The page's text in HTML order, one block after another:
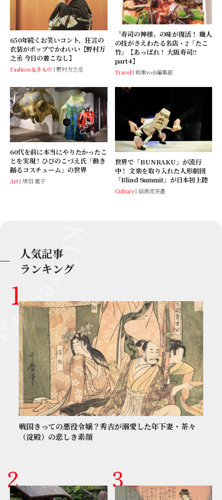
650年続くお笑いコント、狂言の
衣装がポップでかわいい【野村万
之丞 今日の着こなし】
Fashion＆きもの 野村万之丞
〝寿司の神様〟の味が復活！ 職人
の技がさえわたる名店・2「たこ
竹」【あっぱれ！ 大阪寿司!!
part4】
Travel 和樂web編集部
60代を前に本当にやりたかったこ
とを実現！ひびのこづえ氏「動き
踊るコスチューム」の世界
Art 鳩羽 風子
世界で「BUNRAKU」が流行
中！ 文楽を取り入れた人形劇団
「Blind Summit」が日本初上陸
Culture 給湯流茶道
人気記事
ランキング
戦国きっての悪役令嬢？秀吉が溺愛した年下妻・茶々
（淀殿）の悲しき素顔